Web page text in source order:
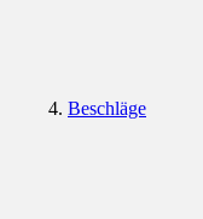
Beschläge